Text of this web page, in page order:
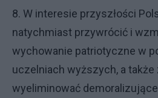
8. W interesie przyszłości
natychmiast przywrócić i
wychowanie patriotyczne w
uczelniach wyższych, a także
wyeliminować